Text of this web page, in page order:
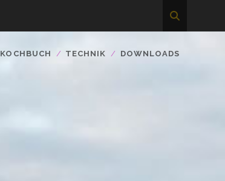
KOCHBUCH TECHNIK DOWNLOADS